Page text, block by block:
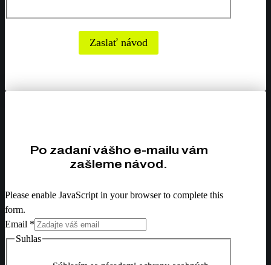
Zaslať návod
Po zadaní vášho e-mailu vám
zašleme návod.
Please enable JavaScript in your browser to complete this
form.
Email *
Suhlas